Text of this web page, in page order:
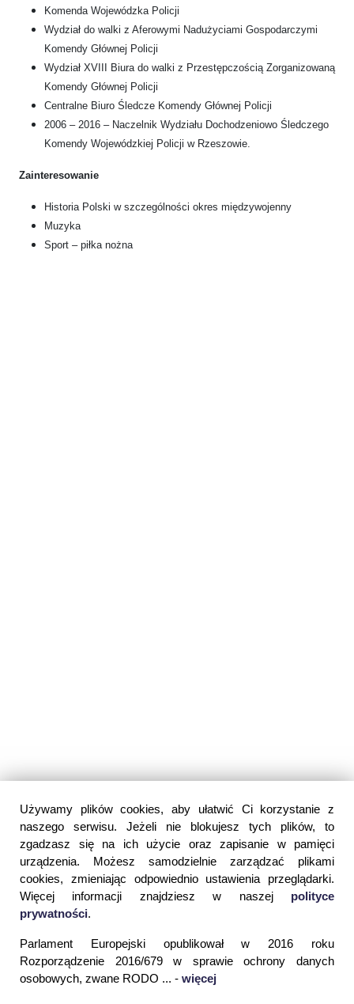
Używamy plików cookies, aby ułatwić Ci korzystanie z
naszego serwisu. Jeżeli nie blokujesz tych plików, to
zgadzasz się na ich użycie oraz zapisanie w pamięci
urządzenia. Możesz samodzielnie zarządzać plikami
cookies, zmieniając odpowiednio ustawienia przeglądarki.
Więcej informacji znajdziesz w naszej polityce
prywatności.
Parlament Europejski opublikował w 2016 roku
Rozporządzenie 2016/679 w sprawie ochrony danych
osobowych, zwane RODO ... - więcej
Komenda Wojewódzka Policji
Wydział do walki z Aferowymi Nadużyciami Gospodarczymi
Komendy Głównej Policji
Wydział XVIII Biura do walki z Przestępczością Zorganizowaną
Komendy Głównej Policji
Centralne Biuro Śledcze Komendy Głównej Policji
2006 – 2016 – Naczelnik Wydziału Dochodzeniowo Śledczego
Komendy Wojewódzkiej Policji w Rzeszowie.
Zainteresowanie
Historia Polski w szczególności okres międzywojenny
Muzyka
Sport – piłka nożna